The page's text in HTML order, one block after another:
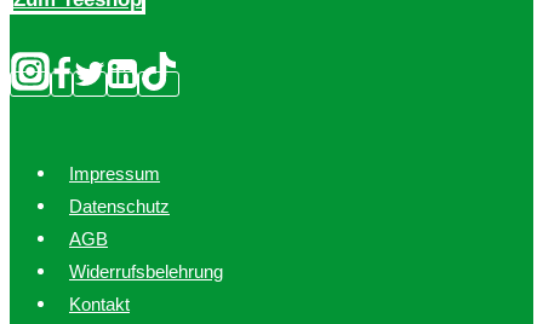
Impressum
Datenschutz
AGB
Widerrufsbelehrung
Kontakt